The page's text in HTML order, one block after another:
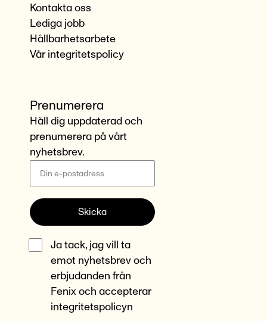
Kontakta oss
Lediga jobb
Hållbarhetsarbete
Vår integritetspolicy
Prenumerera
Håll dig uppdaterad och
prenumerera på vårt
nyhetsbrev.
Skicka
Ja tack, jag vill ta
emot nyhetsbrev och
erbjudanden från
Fenix och accepterar
integritetspolicyn